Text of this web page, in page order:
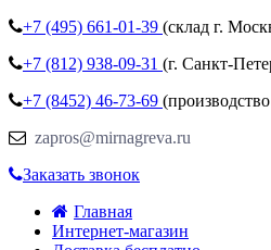
+7 (495) 661-01-39 (склад г.
+7 (812) 938-09-31 (г. Санкт-
+7 (8452) 46-73-69
zapros@mirnagreva.ru
Заказать звонок
Главная
Интернет-магазин